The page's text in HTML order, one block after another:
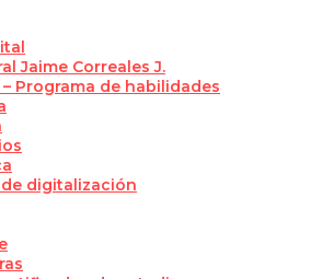
Jaime Correales J.
Programa de habilidades
digitalización